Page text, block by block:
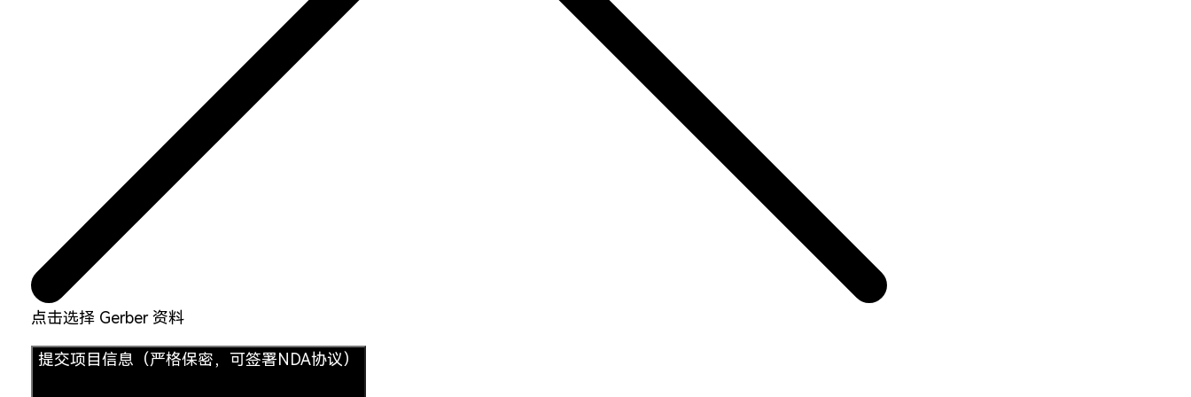
点击选择 Gerber 资料
提交项目信息（严格保密，可签署NDA协议）